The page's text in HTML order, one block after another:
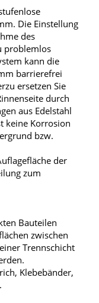
Die Einstellung
des
problemlos
kann die
barrierefrei
ersetzen Sie
durch
aus Edelstahl
keine Korrosion
bzw.
der
zum
Bauteilen
zwischen
Trennschicht
Klebebänder,